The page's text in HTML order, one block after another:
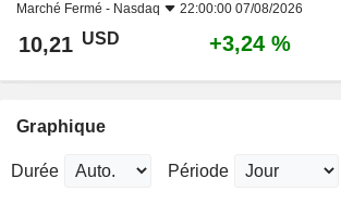
Marché Fermé - Nasdaq 22:00:00 07/08/2026
10,21 USD +3,24 %
Graphique
Durée Période